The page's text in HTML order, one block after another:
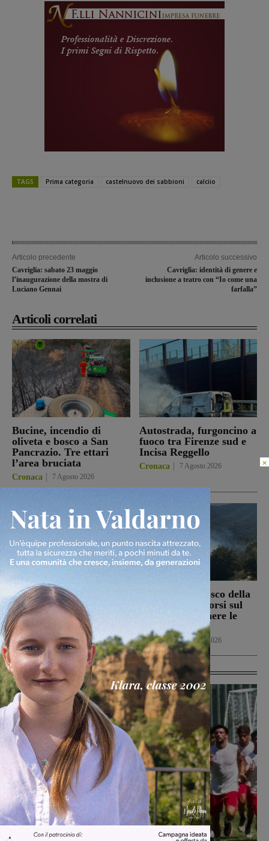
TAGS Prima categoria castelnuovo dei sabbioni calciio
Articolo precedente
Cavriglia: sabato 23 maggio
l’inaugurazione della mostra di
Luciano Gennai
Articolo successivo
Cavriglia: identità di genere e
inclusione a teatro con “Io come una
farfalla”
Articoli correlati
Bucine, incendio di
oliveta e bosco a San
Pancrazio. Tre ettari
l’area bruciata
Cronaca 7 Agosto 2026
Autostrada, furgoncino a
fuoco tra Firenze sud e
Incisa Reggello
Cronaca 7 Agosto 2026
Il Terranuova Traiana
allo “Zecchini” di
Grosseto per una gara
amichevole
Calcio 7 Agosto 2026
Incendio nel bosco della
Trappola. Soccorsi sul
posto per spegnere le
fiamme
Cronaca 7 Agosto 2026
Ultime Calcio
×